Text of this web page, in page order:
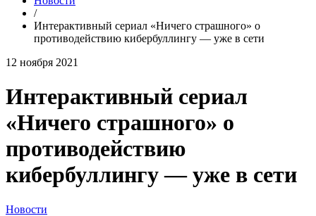
/
Интерактивный сериал «Ничего страшного» о
противодействию кибербуллингу — уже в сети
12 ноября 2021
Интерактивный сериал
«Ничего страшного» о
противодействию
кибербуллингу — уже в сети
Новости